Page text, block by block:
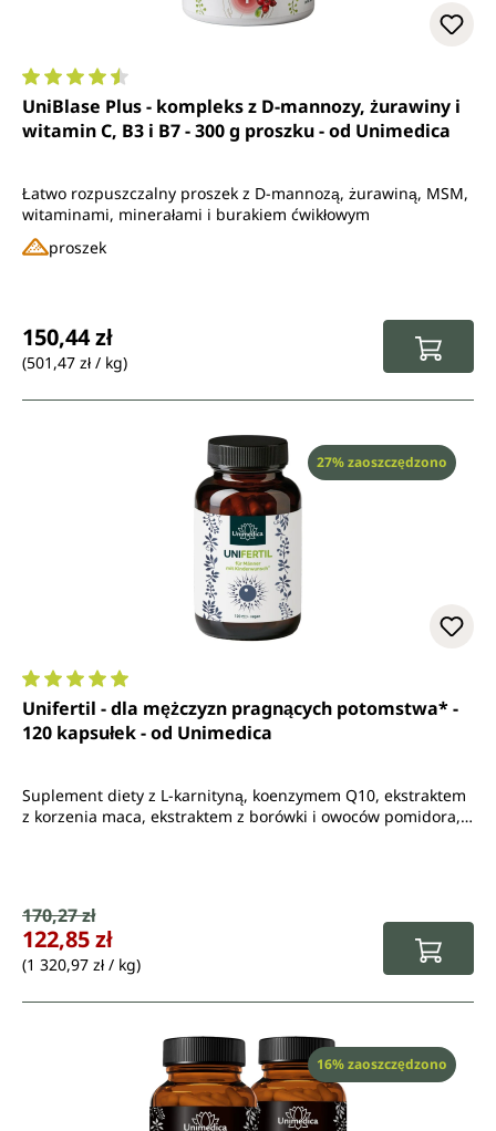
Średnia ocena 4.5 z 5 gwiazdek
UniBlase Plus - kompleks z D-mannozy, żurawiny i
witamin C, B3 i B7 - 300 g proszku - od Unimedica
Łatwo rozpuszczalny proszek z D-mannozą, żurawiną, MSM,
witaminami, minerałami i burakiem ćwikłowym
proszek
150,44 zł
(501,47 zł / kg)
Rabat
27% zaoszczędzono
Średnia ocena 5 z 5 gwiazdek
Unifertil - dla mężczyzn pragnących potomstwa* -
120 kapsułek - od Unimedica
Suplement diety z L-karnityną, koenzymem Q10, ekstraktem
z korzenia maca, ekstraktem z borówki i owoców pomidora,
Cena sprzedaży:
Cena regularna:
170,27 zł
122,85 zł
(1 320,97 zł / kg)
Rabat
16% zaoszczędzono